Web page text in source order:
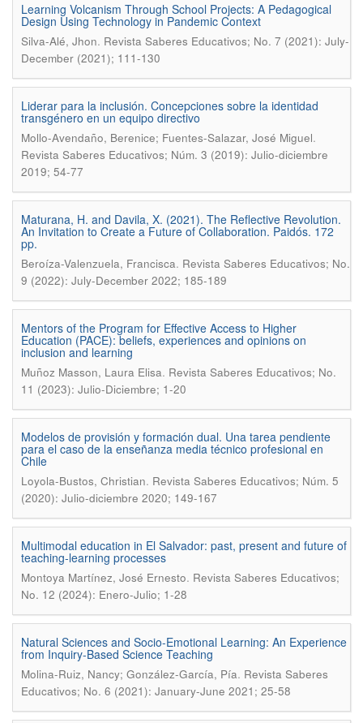
Learning Volcanism Through School Projects: A Pedagogical
Design Using Technology in Pandemic Context
Silva-Alé, Jhon. Revista Saberes Educativos; No. 7 (2021): July-
December (2021); 111-130
Liderar para la inclusión. Concepciones sobre la identidad
transgénero en un equipo directivo
Mollo-Avendaño, Berenice; Fuentes-Salazar, José Miguel.
Revista Saberes Educativos; Núm. 3 (2019): Julio-diciembre
2019; 54-77
Maturana, H. and Davila, X. (2021). The Reflective Revolution.
An Invitation to Create a Future of Collaboration. Paidós. 172
pp.
Beroíza-Valenzuela, Francisca. Revista Saberes Educativos; No.
9 (2022): July-December 2022; 185-189
Mentors of the Program for Effective Access to Higher
Education (PACE): beliefs, experiences and opinions on
inclusion and learning
Muñoz Masson, Laura Elisa. Revista Saberes Educativos; No.
11 (2023): Julio-Diciembre; 1-20
Modelos de provisión y formación dual. Una tarea pendiente
para el caso de la enseñanza media técnico profesional en
Chile
Loyola-Bustos, Christian. Revista Saberes Educativos; Núm. 5
(2020): Julio-diciembre 2020; 149-167
Multimodal education in El Salvador: past, present and future of
teaching-learning processes
Montoya Martínez, José Ernesto. Revista Saberes Educativos;
No. 12 (2024): Enero-Julio; 1-28
Natural Sciences and Socio-Emotional Learning: An Experience
from Inquiry-Based Science Teaching
Molina-Ruiz, Nancy; González-García, Pía. Revista Saberes
Educativos; No. 6 (2021): January-June 2021; 25-58